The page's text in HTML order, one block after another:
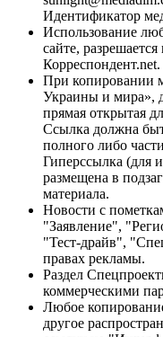
Идентификатор
Использование
сайте,
Корреспондент.net.
При копировании
Украины и мира»,
прямая открытая
Ссылка должна
полного либо
Гиперссылка (для
размещена в
материала.
Новости с
"Заявление",
"Тест-драйв",
правах рекламы.
Раздел
коммерческими
Любое
другое